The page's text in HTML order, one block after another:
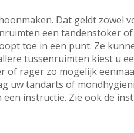
Dat geldt zowel
een tandenstoker of
toe in een punt. Ze
tussenruimten kiest u
of rager zo mogelijk
uw tandarts of
instructie. Zie ook de